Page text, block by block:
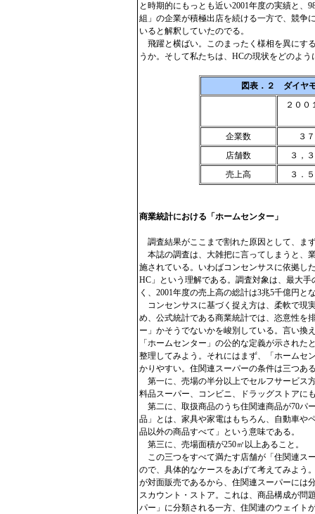
と時期的にもっとも近い2001年度の実績と、
組」の企業が積極出店を続ける一方で、競争
いると解釈していたのでる。
飛躍と横ばい。このまったく様相を異にす
うか。そして私たちは、HCの現状をどのよ
図表．２ ダイヤ
２００
企業数
３
店舗数
３，
売上高
３．
商業統計における「ホームセンター」
調査結果がここまで割れた原因として、ま
本誌の調査は、大雑把に言ってしまうと、
施されている。いわばコンセンサスに依拠し
HC」という理解である。調査対象は、最大
く、2001年度の売上高の総計は3兆5千億円と
コンセンサスに基づく捉え方は、柔軟で現
め、公式統計である商業統計では、恣意性を
ー」かそうでないかを峻別している。言い換
「ホームセンター」の公的な定義が示され
整理してみよう。それにはまず、「ホームセ
かりやすい。住関連スーパーの条件は三つあ
第一に、売場の半分以上でセルフサービス
料品スーパー、コンビニ、ドラッグストアに
第二に、取扱商品のうち住関連商品が70パ
品」とは、家具や家電はもちろん、自動車や
品以外の商品すべて」という意味である。
第三に、売場面積が250㎡以上あること。
この三つをすべて満たす店舗が「住関連ス
ので、具体的なケースをあげて考えてみよう
が対面販売であるから、住関連スーパーには
スカウント・ストア。これは、商品構成が問
パー」に分類される一方、住関連のウェイト